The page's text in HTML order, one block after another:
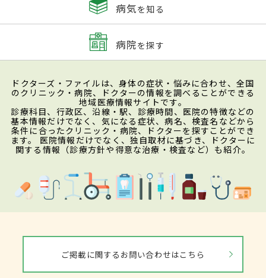
病気を知る
病院を探す
ドクターズ・ファイルは、身体の症状・悩みに合わせ、全国
のクリニック・病院、ドクターの情報を調べることができる
地域医療情報サイトです。
診療科目、行政区、沿線・駅、診療時間、医院の特徴などの
基本情報だけでなく、気になる症状、病名、検査名などから
条件に合ったクリニック・病院、ドクターを探すことができ
ます。 医院情報だけでなく、独自取材に基づき、ドクターに
関する情報（診療方針や得意な治療・検査など）も紹介。
ご掲載に関するお問い合わせはこちら